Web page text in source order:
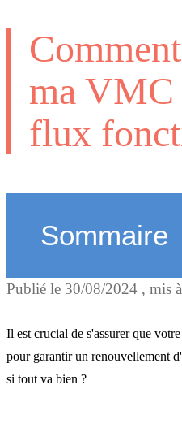
ma VMC
flux
Sommaire
Le
Les
Publié le 30/08/2024 , mis
Il est crucial de s'assurer que
pour garantir un renouvellement
si tout va bien ?